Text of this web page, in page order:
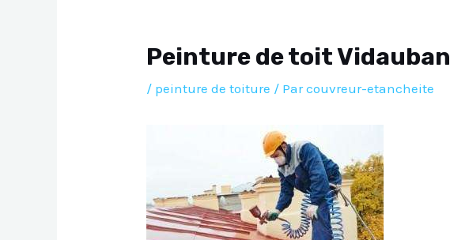
Peinture de toit Vidauban
/ peinture de toiture / Parcouvreur-etancheite